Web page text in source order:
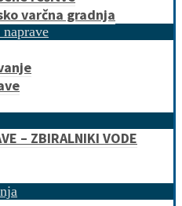
varčna gradnja
– ZBIRALNIKI VODE